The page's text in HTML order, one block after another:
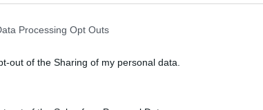
Processing Opt Outs
out of the Sharing of my personal data.